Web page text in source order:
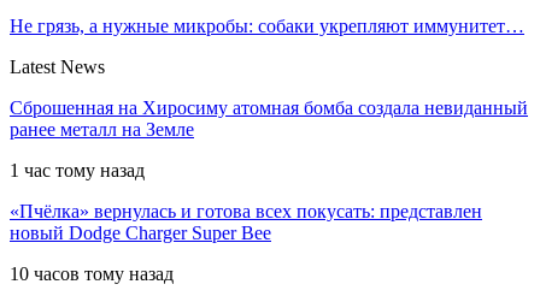
Не грязь, а нужные микробы: собаки укрепляют иммунитет…
Latest News
Сброшенная на Хиросиму атомная бомба создала невиданный
ранее металл на Земле
1 час тому назад
«Пчёлка» вернулась и готова всех покусать: представлен
новый Dodge Charger Super Bee
10 часов тому назад